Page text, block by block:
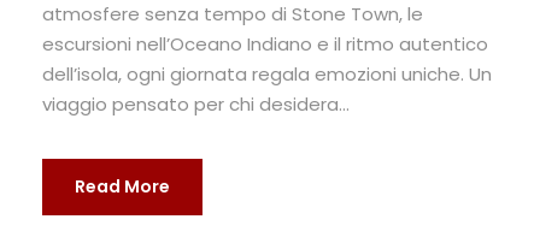
atmosfere senza tempo di Stone Town, le
escursioni nell’Oceano Indiano e il ritmo autentico
dell’isola, ogni giornata regala emozioni uniche. Un
viaggio pensato per chi desidera...
Read More